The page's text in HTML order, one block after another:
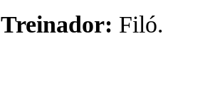
Treinador: Filó.